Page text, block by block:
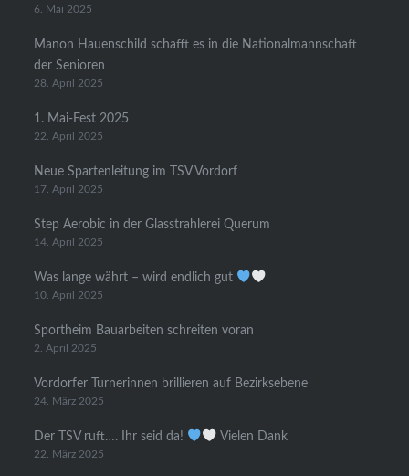
6. Mai 2025
Manon Hauenschild schafft es in die Nationalmannschaft
der Senioren
28. April 2025
1. Mai-Fest 2025
22. April 2025
Neue Spartenleitung im TSV Vordorf
17. April 2025
Step Aerobic in der Glasstrahlerei Querum
14. April 2025
Was lange währt – wird endlich gut
10. April 2025
Sportheim Bauarbeiten schreiten voran
2. April 2025
Vordorfer Turnerinnen brillieren auf Bezirksebene
24. März 2025
Der TSV ruft…. Ihr seid da! Vielen Dank
22. März 2025